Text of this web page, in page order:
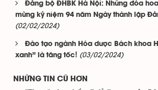
Đảng bộ ĐHBK Hà Nội: Những đóa
mừng kỷ niệm 94 năm Ngày thành lập
(02/02/2024)
Đào tạo ngành Hóa dược Bách khoa
xanh” là tăng tốc! (03/02/2024)
NHỮNG TIN CŨ HƠN